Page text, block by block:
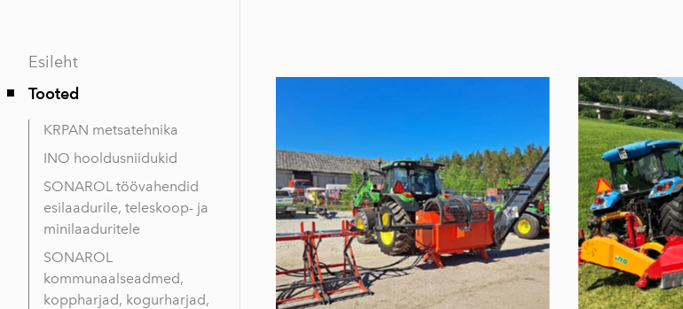
Esileht
Tooted
KRPAN metsatehnika
INO hooldusniidukid
SONAROL töövahendid
esilaadurile, teleskoop- ja
minilaaduritele
SONAROL
kommunaalseadmed,
koppharjad, kogurharjad,